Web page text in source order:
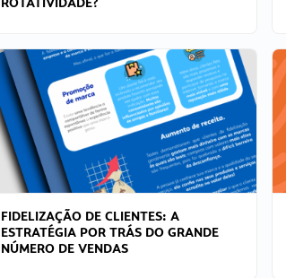
FIDELIZAÇÃO DE CLIENTES: A
ESTRATÉGIA POR TRÁS DO GRANDE
NÚMERO DE VENDAS